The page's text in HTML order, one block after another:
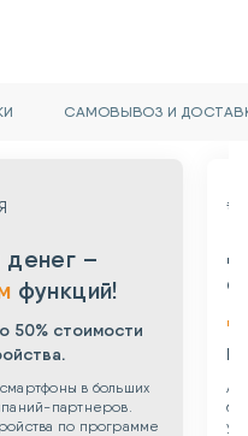
САМОВЫВОЗ И
–
функций!
50% стоимости
в больших
партнеров.
по программе